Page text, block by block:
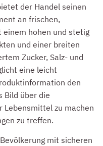
der Handel seinen
an frischen,
hohen und stetig
und einer breiten
Zucker, Salz- und
eine leicht
den
Bild über die
Lebensmittel zu machen
zu treffen.
mit sicheren